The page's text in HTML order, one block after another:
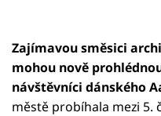
Zajímavou směsici
mohou nově
návštěvníci dánského
městě probíhala mezi 5.